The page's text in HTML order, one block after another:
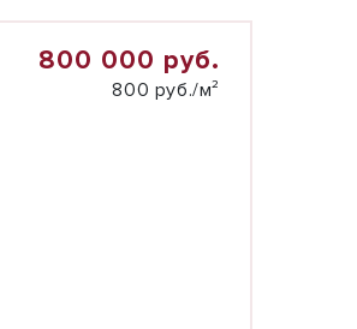
800 000 руб.
800 руб./м²